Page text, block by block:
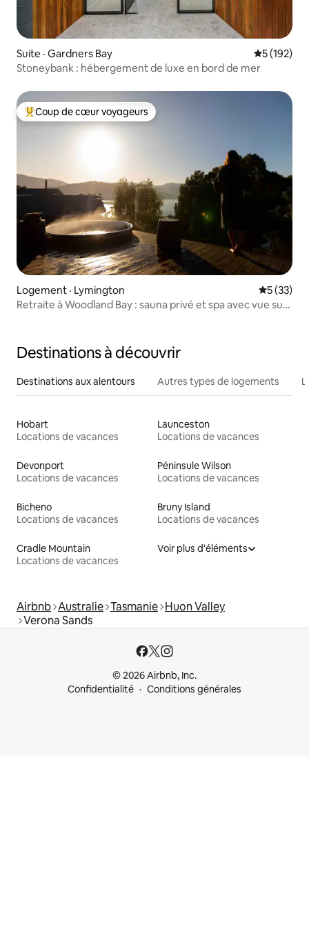
Suite · Gardners Bay Note
5 (192)
Stoneybank : hébergement de luxe en bord de mer
Coup de cœur voyageurs parmi les plus aimés
Coup de cœur voyageurs
Logement · Lymington Note
5 (33)
Retraite à Woodland Bay : sauna privé et spa avec vue sur
Destinations à découvrir
Destinations aux alentours Autres types de logements
Hobart
Locations de vacances
Launceston
Locations de vacances
Devonport
Locations de vacances
Péninsule Wilson
Locations de vacances
Bicheno
Locations de vacances
Bruny Island
Locations de vacances
Cradle Mountain
Locations de vacances
Voir plus d'éléments
Airbnb Australie Tasmanie Huon Valley
Verona Sands
© 2026 Airbnb, Inc.
Confidentialité
Conditions générales